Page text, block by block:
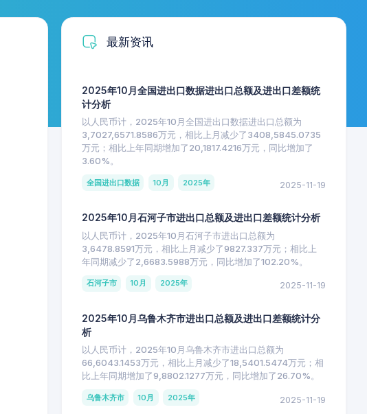
最新资讯
2025年10月全国进出口数据进出口总额及进出口差额统
计分析
以人民币计，2025年10月全国进出口数据进出口总额为
3,7027,6571.8586万元，相比上月减少了3408,5845.0735
万元；相比上年同期增加了20,1817.4216万元，同比增加了
3.60%。
全国进出口数据 10月 2025年 2025-11-19
2025年10月石河子市进出口总额及进出口差额统计分析
以人民币计，2025年10月石河子市进出口总额为
3,6478.8591万元，相比上月减少了9827.337万元；相比上
年同期减少了2,6683.5988万元，同比增加了102.20%。
石河子市 10月 2025年 2025-11-19
2025年10月乌鲁木齐市进出口总额及进出口差额统计分
析
以人民币计，2025年10月乌鲁木齐市进出口总额为
66,6043.1453万元，相比上月减少了18,5401.5474万元；相
比上年同期增加了9,8802.1277万元，同比增加了26.70%。
乌鲁木齐市 10月 2025年 2025-11-19